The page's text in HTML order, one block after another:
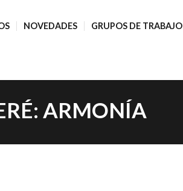
NOVEDADES GRUPOS DE TRABAJO
ARMONÍA